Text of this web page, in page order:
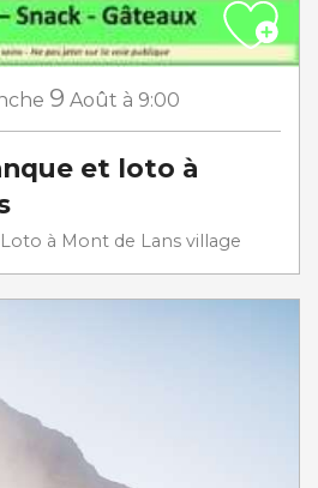
9 Août à 9:00
et loto à
à Mont de Lans village